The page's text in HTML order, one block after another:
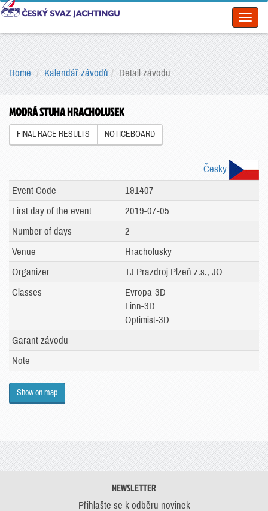
Home Kalendář závodů Detail závodu
MODRÁ STUHA HRACHOLUSEK
FINAL RACE RESULTS NOTICEBOARD
Česky
Event Code
191407
First day of the event
2019-07-05
Number of days
2
Venue
Hracholusky
Organizer
TJ Prazdroj Plzeň z.s., JO
Classes
Evropa-3D
Finn-3D
Optimist-3D
Garant závodu
Note
Show on map
NEWSLETTER
Přihlašte se k odběru novinek